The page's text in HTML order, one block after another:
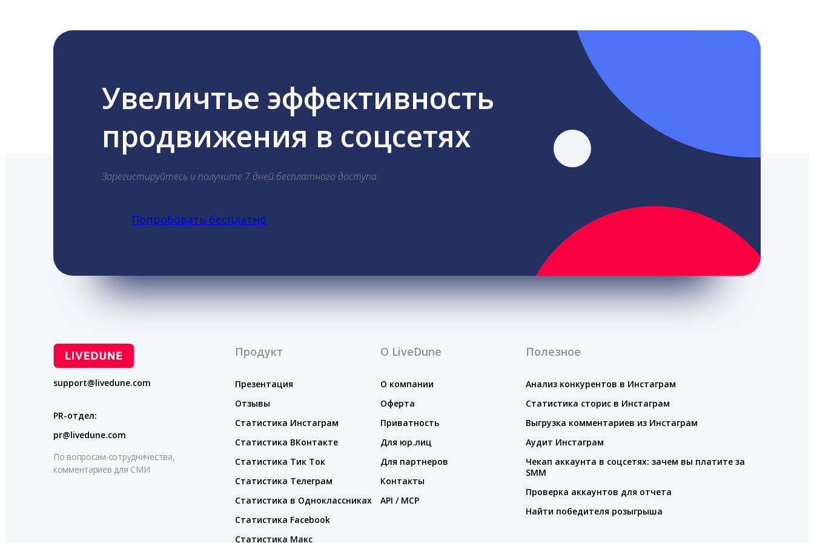
Увеличтье эффективность
продвижения в соцсетях
Зарегистируйтесь и получите 7 дней бесплатного доступа.
Попробовать бесплатно
support@livedune.com
PR-отдел:
pr@livedune.com
По вопросам сотрудничества,
комментариев для СМИ
Продукт
Презентация
Отзывы
Статистика Инстаграм
Статистика ВКонтакте
Статистика Тик Ток
Статистика Телеграм
Статистика в Одноклассниках
Статистика Facebook
Статистика Макс
О LiveDune
О компании
Оферта
Приватность
Для юр.лиц
Для партнеров
Контакты
API / MCP
Полезное
Анализ конкурентов в Инстаграм
Статистика сторис в Инстаграм
Выгрузка комментариев из Инстаграм
Аудит Инстаграм
Чекап аккаунта в соцсетях: зачем вы платите за
SMM
Проверка аккаунтов для отчета
Найти победителя розыгрыша